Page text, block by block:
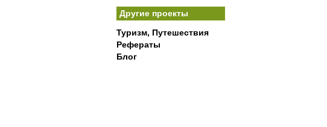
Другие проекты
Туризм, Путешествия
Рефераты
Блог